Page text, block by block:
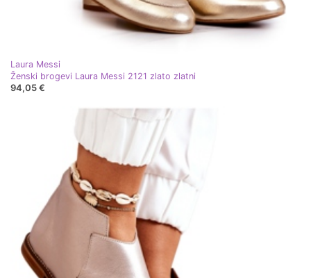
Laura Messi
Ženski brogevi Laura Messi 2121 zlato zlatni
94,05 €